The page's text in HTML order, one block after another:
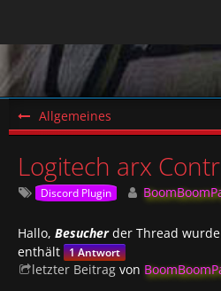
Allgemeines
Logitech arx
Discord Plugin
Hallo, Besucherder Thread wurde
enthält 1 Antwort
letzter Beitrag von